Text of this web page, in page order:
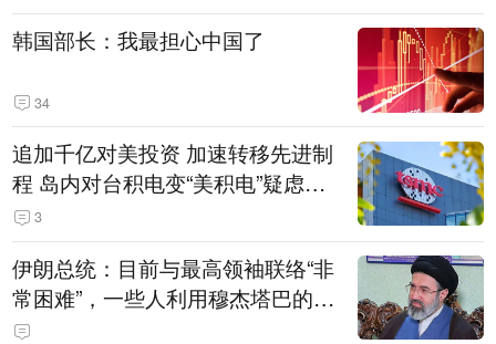
韩国部长：我最担心中国了
34
追加千亿对美投资 加速转移先进制
程 岛内对台积电变“美积电”疑虑担
忧加剧
3
伊朗总统：目前与最高领袖联络“非
常困难”，一些人利用穆杰塔巴的正
常决策过程在伊朗内部制造分歧